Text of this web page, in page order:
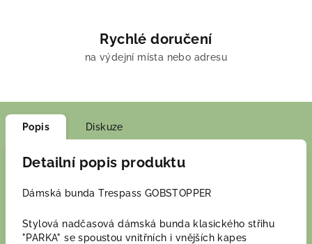
Rychlé doručení
na výdejní místa nebo adresu
Popis Diskuze
Detailní popis produktu
Dámská bunda Trespass GOBSTOPPER
Stylová nadčasová dámská bunda klasického střihu
"PARKA" se spoustou vnitřních i vnějších kapes